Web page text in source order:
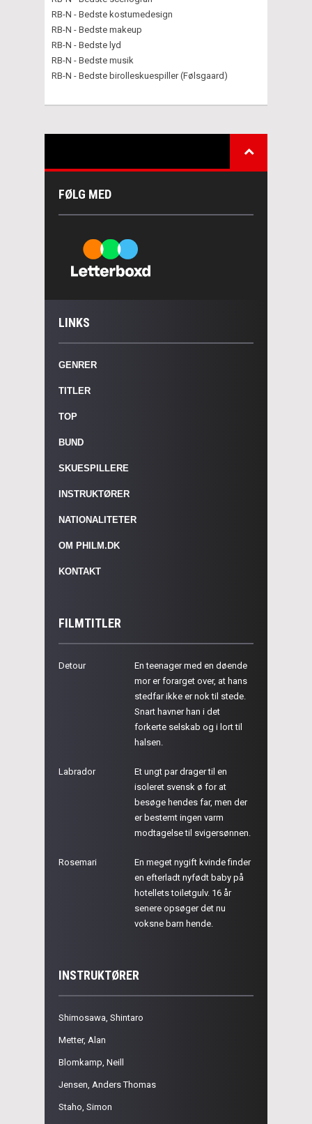
RB-N - Bedste kostumedesign
RB-N - Bedste makeup
RB-N - Bedste lyd
RB-N - Bedste musik
RB-N - Bedste birolleskuespiller (Følsgaard)
FØLG MED
LINKS
GENRER
TITLER
TOP
BUND
SKUESPILLERE
INSTRUKTØRER
NATIONALITETER
OM PHILM.DK
KONTAKT
FILMTITLER
Detour
En teenager med en døende
mor er forarget over, at hans
stedfar ikke er nok til stede.
Snart havner han i det
forkerte selskab og i lort til
halsen.
Labrador
Et ungt par drager til en
isoleret svensk ø for at
besøge hendes far, men der
er bestemt ingen varm
modtagelse til svigersønnen.
Rosemari
En meget nygift kvinde finder
en efterladt nyfødt baby på
hotellets toiletgulv. 16 år
senere opsøger det nu
voksne barn hende.
INSTRUKTØRER
Shimosawa, Shintaro
Metter, Alan
Blomkamp, Neill
Jensen, Anders Thomas
Staho, Simon